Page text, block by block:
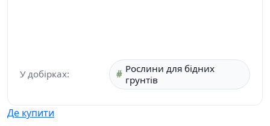
У добірках:
Рослини для бідних
грунтів
Де купити